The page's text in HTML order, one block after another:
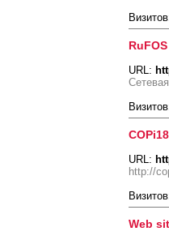
URL:
URL:
http://
Web